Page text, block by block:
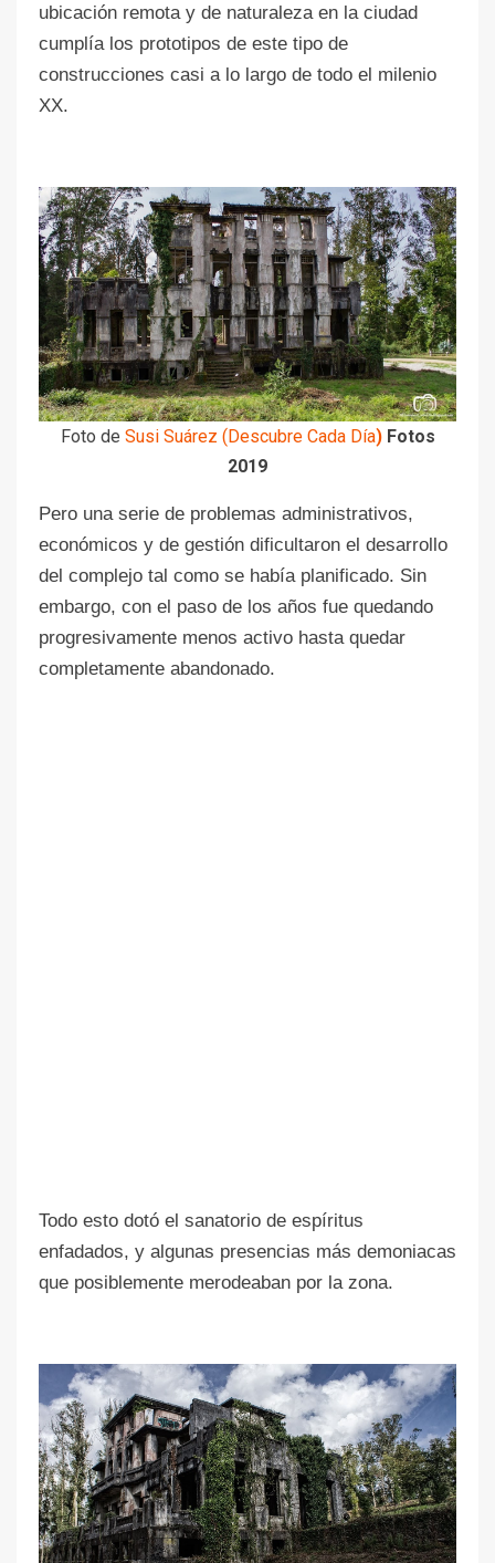
ubicación remota y de naturaleza en la ciudad
cumplía los prototipos de este tipo de
construcciones casi a lo largo de todo el milenio
XX.
Foto de Susi Suárez (Descubre Cada Día)Fotos
2019
Pero una serie de problemas administrativos,
económicos y de gestión dificultaron el desarrollo
del complejo tal como se había planificado. Sin
embargo, con el paso de los años fue quedando
progresivamente menos activo hasta quedar
completamente abandonado.
Todo esto dotó el sanatorio de espíritus
enfadados, y algunas presencias más demoniacas
que posiblemente merodeaban por la zona.